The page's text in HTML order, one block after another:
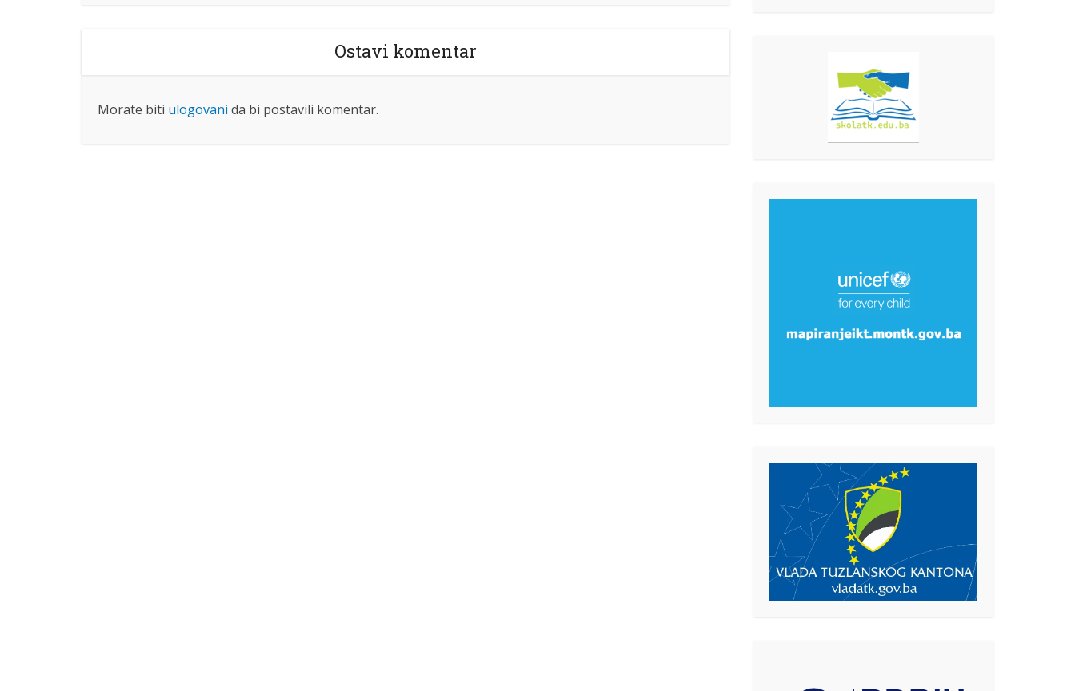
Ostavi komentar
Morate biti ulogovani da bi postavili komentar.